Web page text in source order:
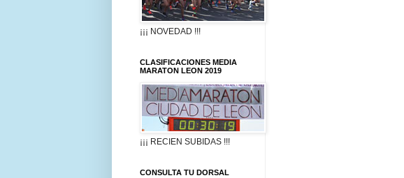
¡¡¡ NOVEDAD !!!
CLASIFICACIONES MEDIA
MARATON LEON 2019
¡¡¡ RECIEN SUBIDAS !!!
CONSULTA TU DORSAL